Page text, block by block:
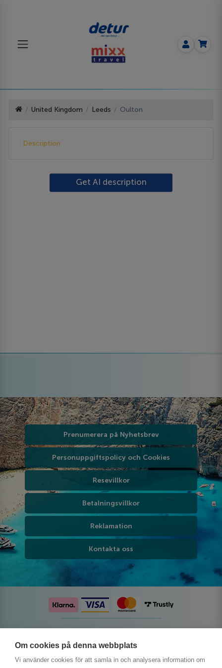
Om cookies på denna webbplats
Vi använder cookies för att samla in och analysera information om
United Kingdom Leeds Oulton
Description
Get AI description
Prenumerera på Nyhetsbrev
Personuppgiftspolicy och Cookies
Resevillkor
Betalningsvillkor
Reklamation
Kontakta oss